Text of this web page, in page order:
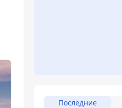
Последние